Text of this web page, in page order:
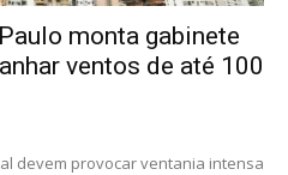
monta gabinete
ventos de até 100
devem provocar ventania intensa